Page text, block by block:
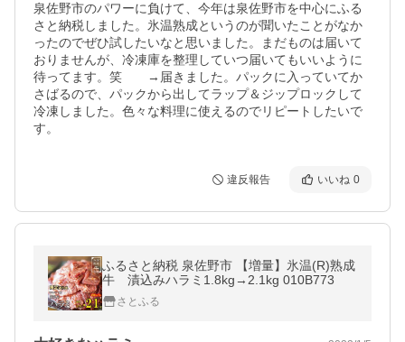
泉佐野市のパワーに負けて、今年は泉佐野市を中心にふる
さと納税しました。氷温熟成というのが聞いたことがなか
ったのでぜひ試したいなと思いました。まだものは届いて
おりませんが、冷凍庫を整理していつ届いてもいいように
待ってます。笑　　→届きました。パックに入っていてか
さばるので、パックから出してラップ＆ジップロックして
冷凍しました。色々な料理に使えるのでリピートしたいで
す。
違反報告 いいね 0
ふるさと納税 泉佐野市 【増量】氷温(R)熟成
牛 漬込みハラミ1.8kg→2.1kg 010B773
さとふる